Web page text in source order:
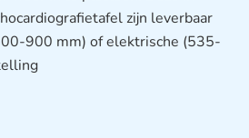
zijn leverbaar
900 mm) of elektrische (535-